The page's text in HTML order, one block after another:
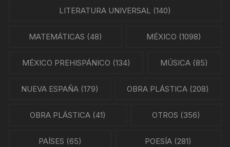
LITERATURA UNIVERSAL (140)
MATEMÁTICAS (48) MÉXICO (1098)
MÉXICO PREHISPÁNICO (134) MÚSICA (85)
NUEVA ESPAÑA(179) OBRA PLÁSTICA (208)
OBRA PLÁSTICA (41) OTROS (356)
PAÍSES (65) POESÍA (281)